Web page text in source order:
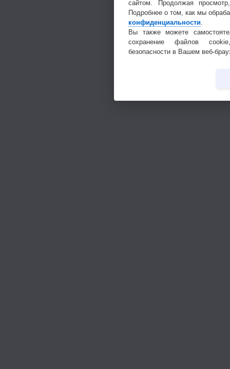
сайтом. Продолжая
Подробнее о том, как мы
конфиденциальности
Вы также можете
сохранение файлов
безопасности в Вашем веб-